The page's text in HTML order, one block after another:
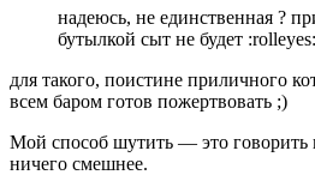
надеюсь, не единственная ?
бутылкой сыт не будет :rolleyes:
для такого, поистине приличного
всем баром готов пожертвовать ;)
Мой способ шутить — это говорить
ничего смешнее.